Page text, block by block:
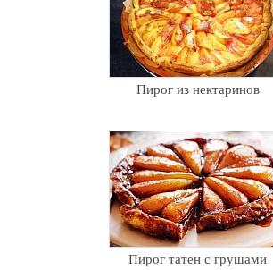
Пирог из нектаринов
Пирог татен с грушами